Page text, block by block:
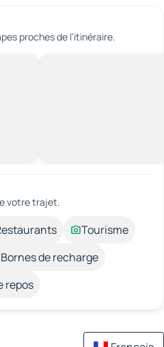
proches de l’itinéraire.
votre trajet.
Tourisme
Bornes de recharge
repos